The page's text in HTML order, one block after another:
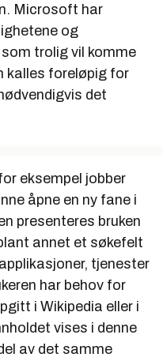
Microsoft har
og
trolig vil komme
kalles foreløpig for
det
eksempel jobber
åpne en ny fane i
presenteres bruken
annet et søkefelt
tjenester
har behov for
i Wikipedia eller i
vises i denne
av det samme